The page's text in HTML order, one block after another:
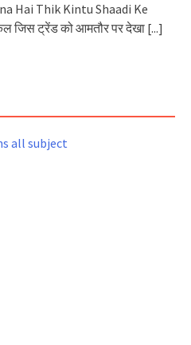
Hai Thik Kintu Shaadi Ke
जिस ट्रेंड को आमतौर पर देखा [...]
all subject